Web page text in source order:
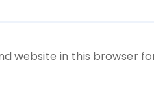
website in this browser